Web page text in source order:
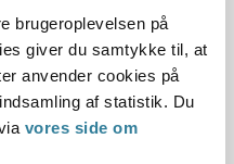
brugeroplevelsen på
giver du samtykke til, at
anvender cookies på
af statistik. Du
vores side om